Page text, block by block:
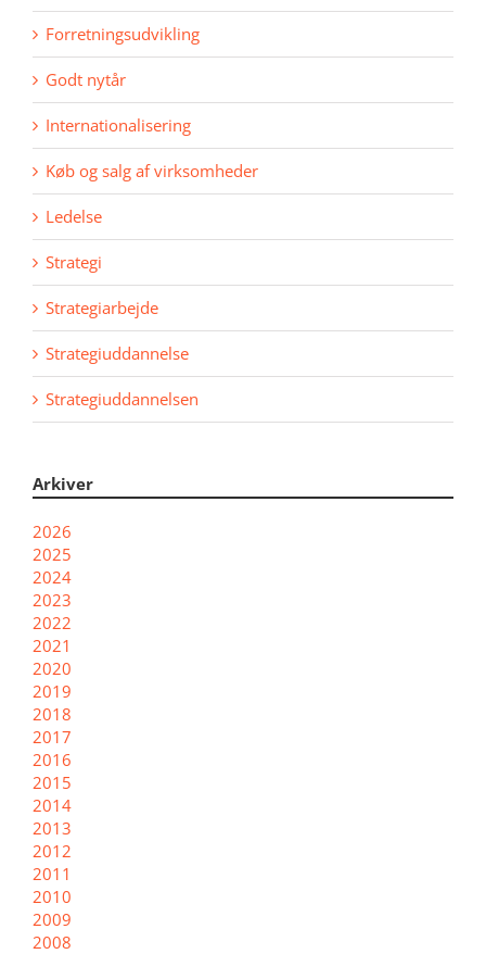
Forretningsudvikling
Godt nytår
Internationalisering
Køb og salg af virksomheder
Ledelse
Strategi
Strategiarbejde
Strategiuddannelse
Strategiuddannelsen
Arkiver
2026
2025
2024
2023
2022
2021
2020
2019
2018
2017
2016
2015
2014
2013
2012
2011
2010
2009
2008